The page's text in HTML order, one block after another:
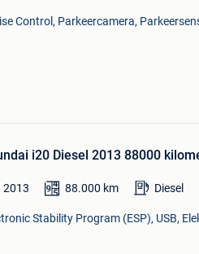
Control, Parkeercamera,
i20 Diesel 2013 88000
2013 88.000 km Diesel
Stability Program (ESP), USB,